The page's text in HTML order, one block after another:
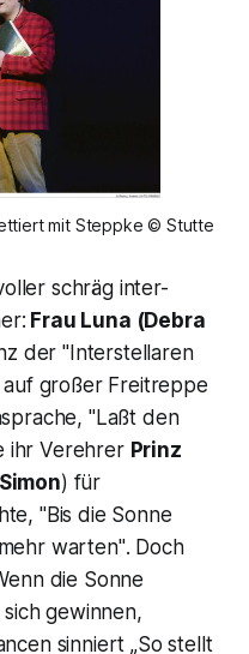
mit Steppke © Stutte
schräg inter-
Frau Luna (Debra
der"Interstellaren
großer Freitreppe
"Laßt den
ihr Verehrer Prinz
) für
"Bis die Sonne
warten". Doch
die Sonne
gewinnen,
sinniert„So stellt